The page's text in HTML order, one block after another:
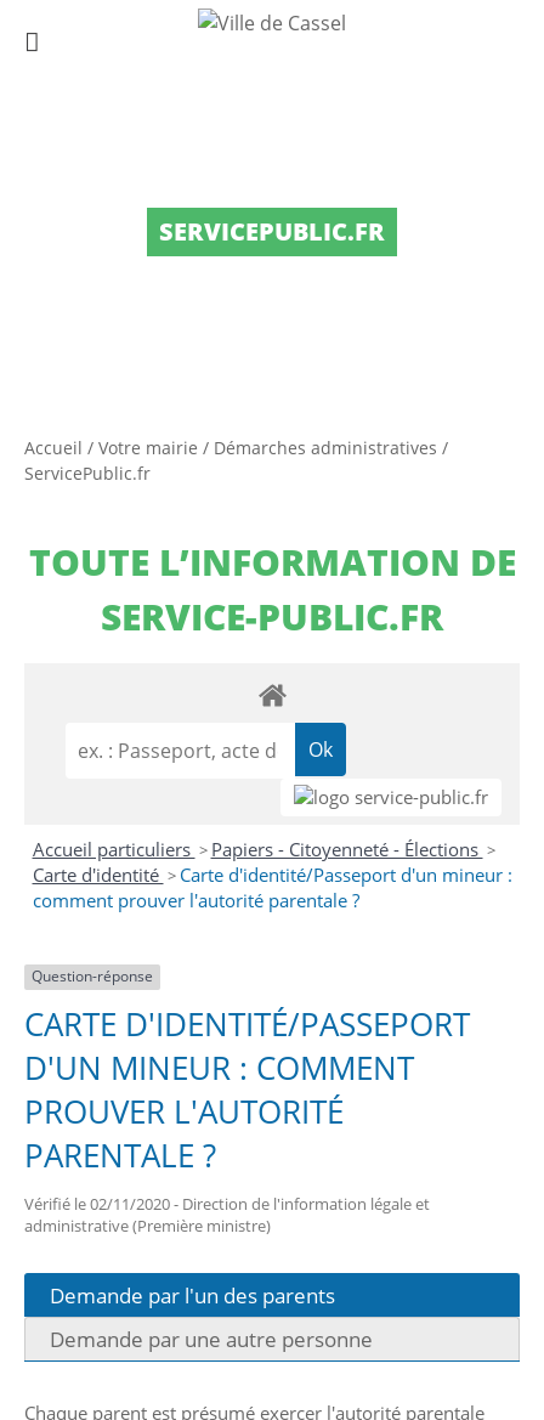
SERVICEPUBLIC.FR
Accueil / Votre mairie / Démarches administratives /
ServicePublic.fr
TOUTE L’INFORMATION DE
SERVICE-PUBLIC.FR
Accueil particuliers > Papiers - Citoyenneté - Élections >
Carte d'identité > Carte d'identité/Passeport d'un mineur :
comment prouver l'autorité parentale ?
Question-réponse
CARTE D'IDENTITÉ/PASSEPORT
D'UN MINEUR : COMMENT
PROUVER L'AUTORITÉ
PARENTALE ?
Vérifié le 02/11/2020 - Direction de l'information légale et
administrative (Première ministre)
Demande par l'un des parents
Demande par une autre personne
Chaque parent est présumé exercer l'autorité parentale